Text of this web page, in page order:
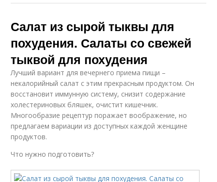
Салат из сырой тыквы для
похудения. Салаты со свежей
тыквой для похудения
Лучший вариант для вечернего приема пищи –
некалорийный салат с этим прекрасным продуктом. Он
восстановит иммунную систему, снизит содержание
холестериновых бляшек, очистит кишечник.
Многообразие рецептур поражает воображение, но
предлагаем вариации из доступных каждой женщине
продуктов.
Что нужно подготовить?